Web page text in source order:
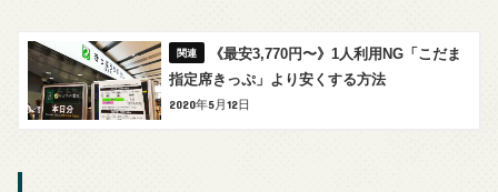
《最安3,770円〜》1人利用NG「こだま
指定席きっぷ」より安くする方法
2020年5月12日